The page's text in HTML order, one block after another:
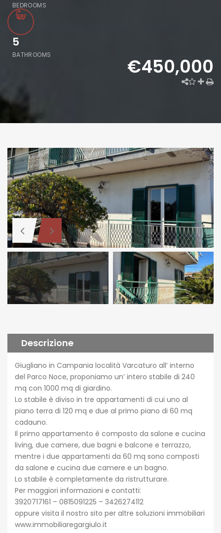
BEDROOMS
5
BATHROOMS €450,000
Descrizione
Giugliano in Campania località Varcaturo all’ interno
del Parco Noce, proponiamo un’ intero stabile di 240
mq con 1000 mq di giardino.
Lo stabile è diviso in tre appartamenti di cui uno al
piano terra di 120 mq e due al primo piano di 60 mq
cadauno.
Il primo appartamento è composto da salone e cucina
living, due camere, due bagni e balcone e terrazzo,
mentre i due appartamenti da 60 mq sono composti
da salone e cucina due camere e un bagno.
Lo stabile è completamente da ristrutturare.
Per maggiori informazioni e contatti:
3920717161 – 0815091225 – 3426274112
oppure visita il nostro sito per altre soluzioni immobiliari
www.immobiliaregargiulo.it